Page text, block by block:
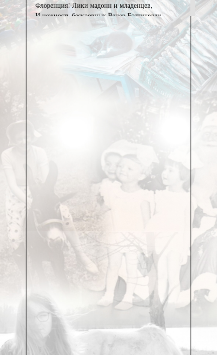
Флоренция! Лики мадонн и младенцев,
И нежность бескровных Венер Боттичелли...
Пред ними безмолвствовал Макиавелли,
Улыбку терял саркастичный Лоренцо [1] .
А ныне, явив торжество произвола,
Швыряя полотна и книги в кострище,
Велит очумелым монахам и нищим
И спрятаны цели в безмолвной природе,
И схожи эпохи на срезах и сколах;
Сжигает... неистовый Савонарола,
Ваяет... неистовый Буонаротти.
...Витийствуй, поэт, разворачивай реки,
Сгребай облака, обжигайся прозреньем...
Дежурит на стыке времен Разрушенье,
Цена у него за тебя — полкопейки.
Ни о чем не печалься, Лот,
Уходи налегке и пешим.
Этот город не признает
Недостаточно постаревших.
Он пред старостью тих и нем,